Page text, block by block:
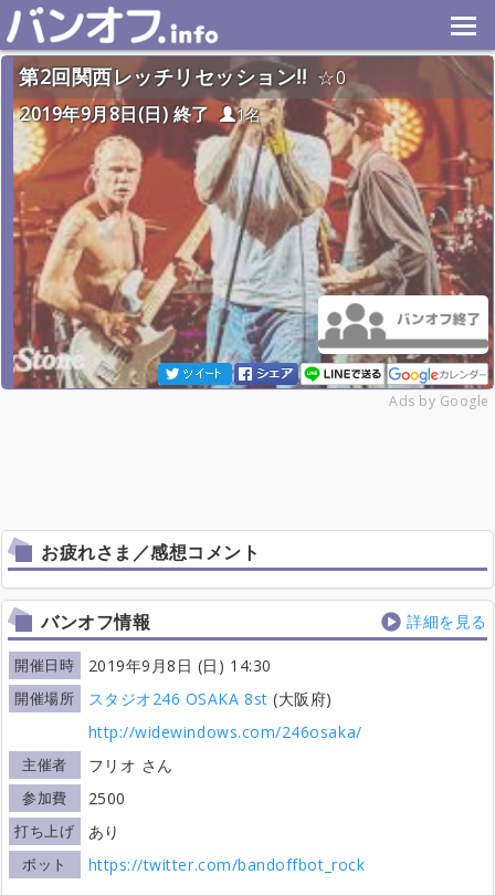
第2回関西レッチリセッション!!
0
2019年9月8日(日) 終了
1名
Ads by Google
お疲れさま／感想コメント
バンオフ情報 詳細を見る
開催日時 2019年9月8日 (日) 14:30
開催場所 スタジオ246 OSAKA 8st (大阪府)
http://widewindows.com/246osaka/
主催者 フリオ さん
参加費 2500
打ち上げ あり
ボット
https://twitter.com/bandoffbot_rock